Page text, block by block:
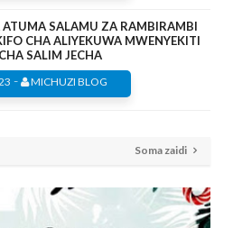
ATUMA SALAMU ZA RAMBIRAMBI
CHA ALIYEKUWA MWENYEKITI
SALIM JECHA
- MICHUZI BLOG
Soma zaidi